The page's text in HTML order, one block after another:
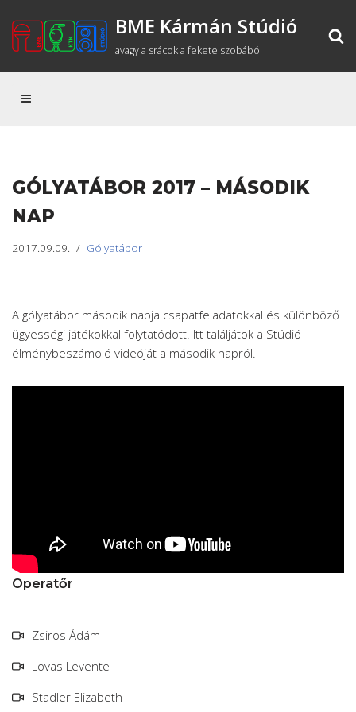
Skip
BME Kármán Stúdió
avagy a srácok a fekete szobából
GÓLYATÁBOR 2017 – MÁSODIK
NAP
2017.09.09. Gólyatábor
A gólyatábor második napja csapatfeladatokkal és különböző
ügyességi játékokkal folytatódott. Itt találjátok a Stúdió
élménybeszámoló videóját a második napról.
Operatőr
Zsiros Ádám
Lovas Levente
Stadler Elizabeth